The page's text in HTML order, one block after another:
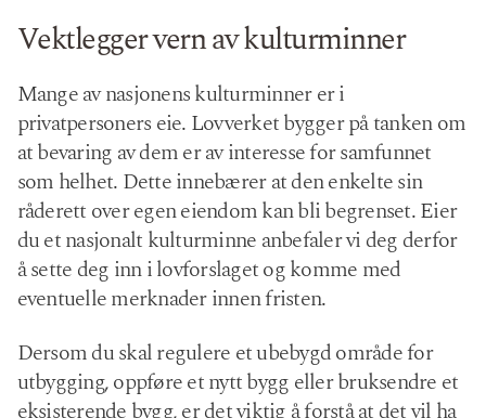
Vektlegger vern av kulturminner
Mange av nasjonens kulturminner er i
privatpersoners eie. Lovverket bygger på tanken om
at bevaring av dem er av interesse for samfunnet
som helhet. Dette innebærer at den enkelte sin
råderett over egen eiendom kan bli begrenset. Eier
du et nasjonalt kulturminne anbefaler vi deg derfor
å sette deg inn i lovforslaget og komme med
eventuelle merknader innen fristen.
Dersom du skal regulere et ubebygd område for
utbygging, oppføre et nytt bygg eller bruksendre et